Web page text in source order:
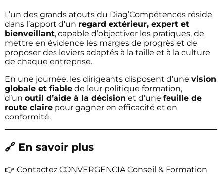
L’un des grands atouts du Diag’Compétences réside
dans l’apport d’un regard extérieur, expert et
bienveillant, capable d’objectiver les pratiques, de
mettre en évidence les marges de progrès et de
proposer des leviers adaptés à la taille et à la culture
de chaque entreprise.
En une journée, les dirigeants disposent d’une vision
globale et fiable de leur politique formation,
d’un outil d’aide à la décision et d’une feuille de
route claire pour gagner en efficacité et en
conformité.
🔗 En savoir plus
👉 Contactez CONVERGENCIA Conseil & Formation